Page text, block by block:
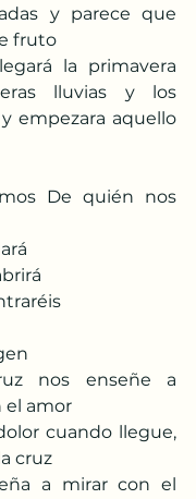
y parece que
fruto
la primavera
lluvias y los
empezara aquello
De quién nos
nos enseñe a
el amor
cuando llegue,
cruz
a mirar con el